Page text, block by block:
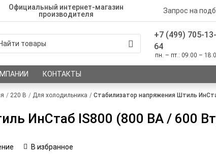
Официальный интернет-магазин
производителя
Запрос на
+7 (499) 705-13-
64
пн. – пт.: 09:00 –
КОНТАКТЫ
220 В Для холодильника Стабилизатор напряжения Штиль
ИнСтаб IS800 (800 ВА / 600
В избранное